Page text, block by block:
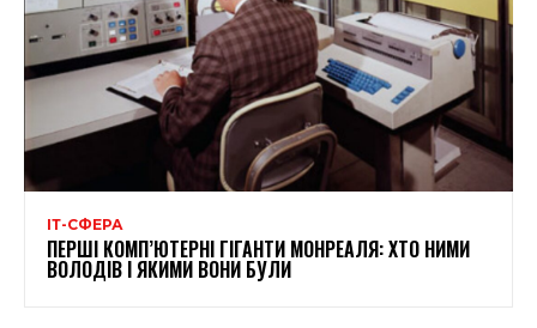
ІТ-СФЕРА
ПЕРШІ КОМП’ЮТЕРНІ ГІГАНТИ МОНРЕАЛЯ: ХТО НИМИ
ВОЛОДІВ І ЯКИМИ ВОНИ БУЛИ